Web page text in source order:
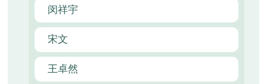
闵祥宇
宋文
王卓然